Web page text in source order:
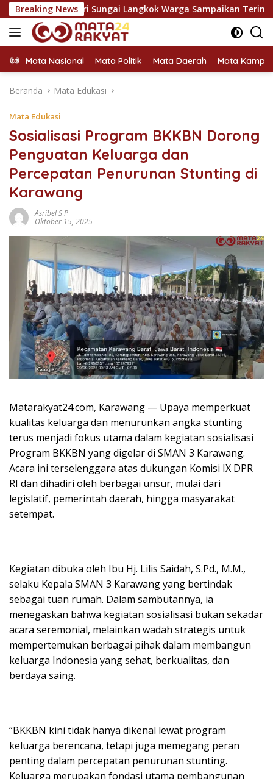
Langsung
ke
konten
Breaking News
Langkok Warga Sampaikan Terima Kasih
Mata Nasional Mata Politik Mata Daerah Mata
Beranda Mata Edukasi
Mata Edukasi
Sosialisasi Program BKKBN Dorong
Penguatan Keluarga dan
Percepatan Penurunan Stunting di
Karawang
Asribel S P
Oktober 15, 2025
Matarakyat24.com, Karawang — Upaya memperkuat
kualitas keluarga dan menurunkan angka stunting
terus menjadi fokus utama dalam kegiatan sosialisasi
Program BKKBN yang digelar di SMAN 3 Karawang.
Acara ini terselenggara atas dukungan Komisi IX DPR
RI dan dihadiri oleh berbagai unsur, mulai dari
legislatif, pemerintah daerah, hingga masyarakat
setempat.
Kegiatan dibuka oleh Ibu Hj. Lilis Saidah, S.Pd., M.M.,
selaku Kepala SMAN 3 Karawang yang bertindak
sebagai tuan rumah. Dalam sambutannya, ia
menegaskan bahwa kegiatan sosialisasi bukan sekadar
acara seremonial, melainkan wadah strategis untuk
mempertemukan berbagai pihak dalam membangun
keluarga Indonesia yang sehat, berkualitas, dan
berdaya saing.
“BKKBN kini tidak hanya dikenal lewat program
keluarga berencana, tetapi juga memegang peran
penting dalam percepatan penurunan stunting.
Keluarga merupakan fondasi utama pembangunan